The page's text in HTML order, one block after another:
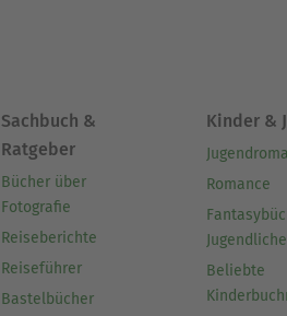
Sachbuch &
Ratgeber
Bücher über
Fotografie
Reiseberichte
Reiseführer
Bastelbücher
Kinder &
Romance
Jugendliche
Beliebte